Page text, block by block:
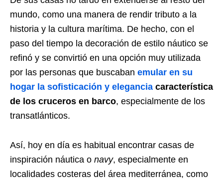
mundo, como una manera de rendir tributo a la
historia y la cultura marítima. De hecho, con el
paso del tiempo la decoración de estilo náutico se
refinó y se convirtió en una opción muy utilizada
por las personas que buscaban emular en su
hogar la sofisticación y elegancia característica
de los cruceros en barco, especialmente de los
transatlánticos.
Así, hoy en día es habitual encontrar casas de
inspiración náutica o navy, especialmente en
localidades costeras del área mediterránea, como